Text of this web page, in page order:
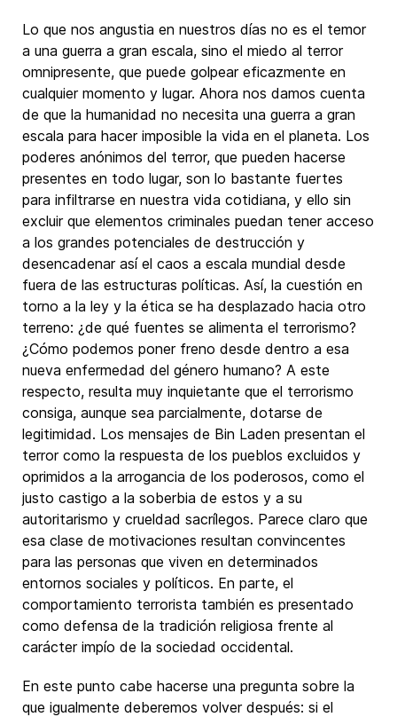
Lo que nos angustia en nuestros días no es el temor
a una guerra a gran escala, sino el miedo al terror
omnipresente, que puede golpear eficazmente en
cualquier momento y lugar. Ahora nos damos cuenta
de que la humanidad no necesita una guerra a gran
escala para hacer imposible la vida en el planeta. Los
poderes anónimos del terror, que pueden hacerse
presentes en todo lugar, son lo bastante fuertes
para infiltrarse en nuestra vida cotidiana, y ello sin
excluir que elementos criminales puedan tener acceso
a los grandes potenciales de destrucción y
desencadenar así el caos a escala mundial desde
fuera de las estructuras políticas. Así, la cuestión en
torno a la ley y la ética se ha desplazado hacia otro
terreno: ¿de qué fuentes se alimenta el terrorismo?
¿Cómo podemos poner freno desde dentro a esa
nueva enfermedad del género humano? A este
respecto, resulta muy inquietante que el terrorismo
consiga, aunque sea parcialmente, dotarse de
legitimidad. Los mensajes de Bin Laden presentan el
terror como la respuesta de los pueblos excluidos y
oprimidos a la arrogancia de los poderosos, como el
justo castigo a la soberbia de estos y a su
autoritarismo y crueldad sacrílegos. Parece claro que
esa clase de motivaciones resultan convincentes
para las personas que viven en determinados
entornos sociales y políticos. En parte, el
comportamiento terrorista también es presentado
como defensa de la tradición religiosa frente al
carácter impío de la sociedad occidental.
En este punto cabe hacerse una pregunta sobre la
que igualmente deberemos volver después: si el